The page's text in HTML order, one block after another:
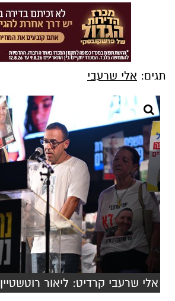
תגים: אלי שרעבי
אלי שרעבי קרדיט: ליאור רוטשטיין